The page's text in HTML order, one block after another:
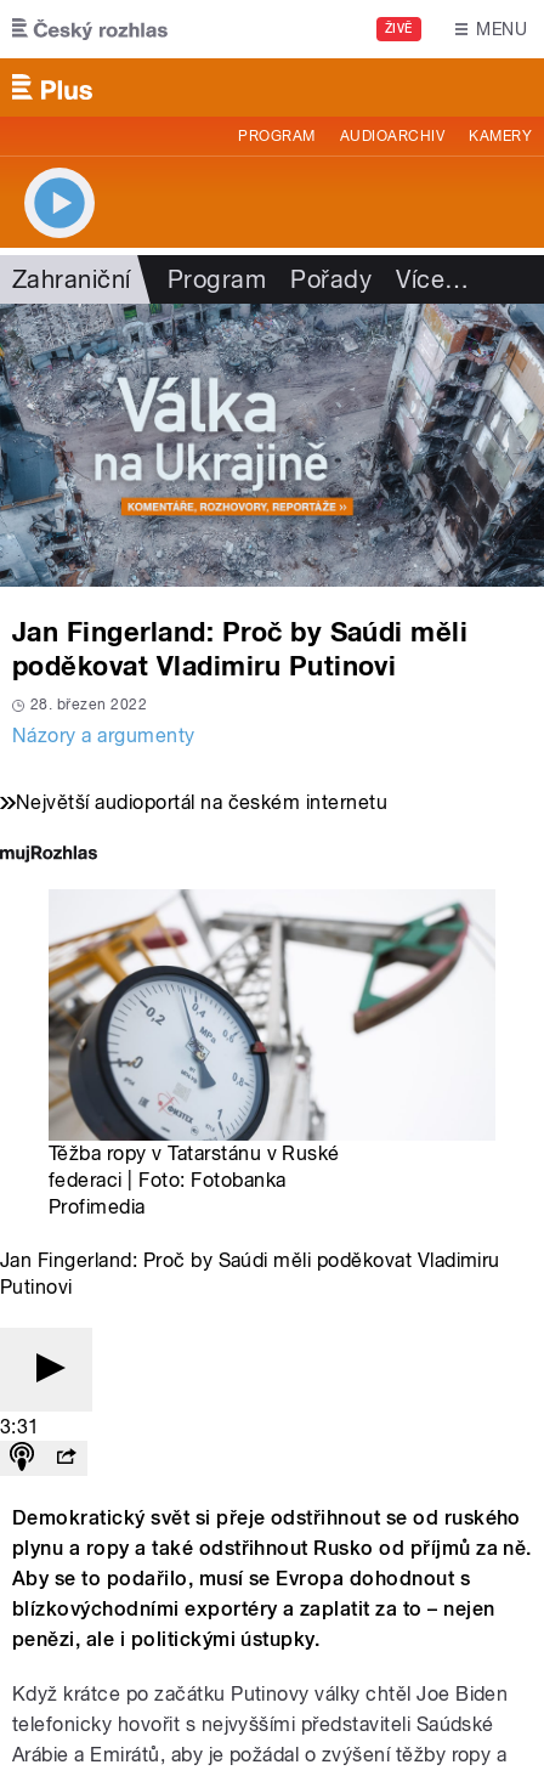
Přejít k hlavnímu obsahu
ŽIVĚ MENU
PROGRAM AUDIOARCHIV KAMERY
Zahraniční Program Pořady Více…
Jan Fingerland: Proč by Saúdi měli
poděkovat Vladimiru Putinovi
28. březen 2022
Názory a argumenty
Největší audioportál na českém internetu
Těžba ropy v Tatarstánu v Ruské
federaci | Foto: Fotobanka
Profimedia
Jan Fingerland: Proč by Saúdi měli poděkovat Vladimiru
Putinovi
3:31
Demokratický svět si přeje odstřihnout se od ruského
plynu a ropy a také odstřihnout Rusko od příjmů za ně.
Aby se to podařilo, musí se Evropa dohodnout s
blízkovýchodními exportéry a zaplatit za to – nejen
penězi, ale i politickými ústupky.
Když krátce po začátku Putinovy války chtěl Joe Biden
telefonicky hovořit s nejvyššími představiteli Saúdské
Arábie a Emirátů, aby je požádal o zvýšení těžby ropy a